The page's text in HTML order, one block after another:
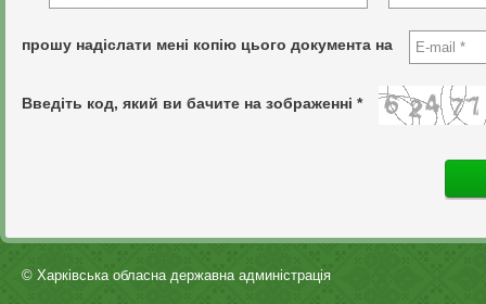
прошу надіслати мені копію цього документа на
Введіть код, який ви бачите на зображенні *
© Харківська обласна державна админістрація